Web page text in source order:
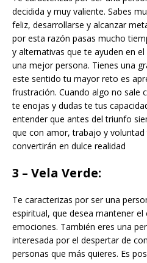
decidida y muy valiente. Sabes
feliz, desarrollarse y alcanzar
por esta razón pasas mucho
y alternativas que te ayuden en
una mejor persona. Tienes una
este sentido tu mayor reto es
frustración. Cuando algo no sale
te enojas y dudas te tus
entender que antes del triunfo
que con amor, trabajo y
convertirán en dulce realidad
3 – Vela Verde:
Te caracterizas por ser una
espiritual, que desea mantener
emociones. También eres una
interesada por el despertar de
personas que más quieres. Es